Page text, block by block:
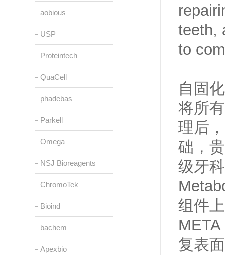
aobious
USP
Proteintech
QuaCell
phadebas
Parkell
Omega
NSJ Bioreagents
ChromoTek
Bioind
bachem
Apexbio
teeth,
to
自固
将所
理后
础，
级牙
组件
复表